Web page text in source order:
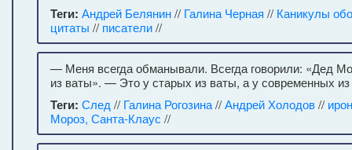
Теги: Андрей Белянин// Галина Черная // Каникулы
цитаты // писатели//
— Меня всегда обманывали. Всегда говорили: «Дед
из ваты». — Это у старых из ваты, а у современных из
Теги: След // Галина Рогозина//Андрей Холодов//
Мороз, Санта-Клаус //